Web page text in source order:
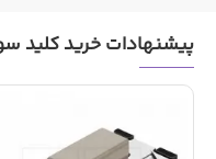
پیشنهادات خرید کلید